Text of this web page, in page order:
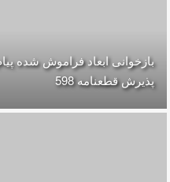
بازخوانی ابعاد فراموش شده
پذیرش قطعنامه 598